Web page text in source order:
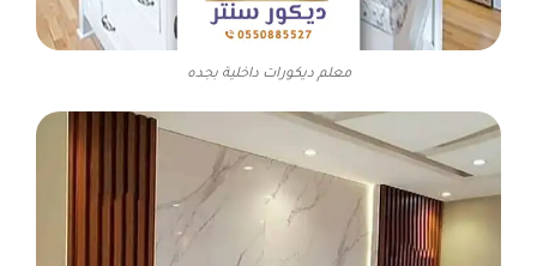
معلم ديكورات داخلية بجده